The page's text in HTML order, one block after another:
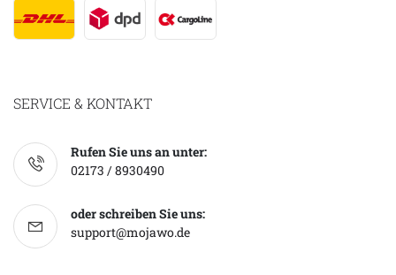
SERVICE & KONTAKT
Rufen Sie uns an unter:
02173 / 8930490
oder schreiben Sie uns:
support@mojawo.de